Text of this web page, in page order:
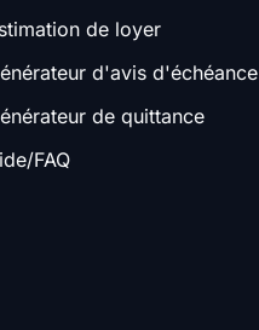
de loyer
d'avis d'échéance
de quittance
FAQ